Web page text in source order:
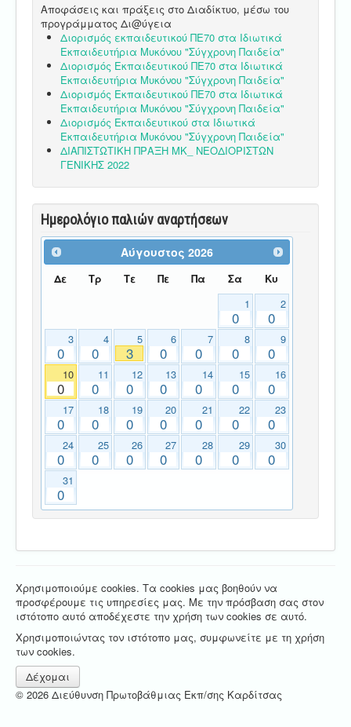
Αποφάσεις και πράξεις στο Διαδίκτυο, μέσω του
προγράμματος Δι@ύγεια
Διορισμός εκπαιδευτικού ΠΕ70 στα Ιδιωτικά
Εκπαιδευτήρια Μυκόνου "Σύγχρονη Παιδεία"
Διορισμός Εκπαιδευτικού ΠΕ70 στα Ιδιωτικά
Εκπαιδευτήρια Μυκόνου "Σύγχρονη Παιδεία"
Διορισμός Εκπαιδευτικού ΠΕ70 στα Ιδιωτικά
Εκπαιδευτήρια Μυκόνου "Σύγχρονη Παιδεία"
Διορισμός Εκπαιδευτικού στα Ιδιωτικά
Εκπαιδευτήρια Μυκόνου "Σύγχρονη Παιδεία"
ΔΙΑΠΙΣΤΩΤΙΚΗ ΠΡΑΞΗ ΜΚ_ ΝΕΟΔΙΟΡΙΣΤΩΝ
ΓΕΝΙΚΗΣ 2022
Ημερολόγιο παλιών αναρτήσεων
Αύγουστος 2026
Δε Τρ Τε Πε Πα Σα Κυ
1
0
2
0
3
0
4
0
5
3
6
0
7
0
8
0
9
0
10
0
11
0
12
0
13
0
14
0
15
0
16
0
17
0
18
0
19
0
20
0
21
0
22
0
23
0
24
0
25
0
26
0
27
0
28
0
29
0
30
0
31
0
Χρησιμοποιούμε cookies. Τα cookies μας βοηθούν να
προσφέρουμε τις υπηρεσίες μας. Με την πρόσβαση σας στον
ιστότοπο αυτό αποδέχεστε την χρήση των cookies σε αυτό.
Χρησιμοποιώντας τον ιστότοπο μας, συμφωνείτε με τη χρήση
των cookies.
Δέχομαι
© 2026 Διεύθυνση Πρωτοβάθμιας Εκπ/σης Καρδίτσας